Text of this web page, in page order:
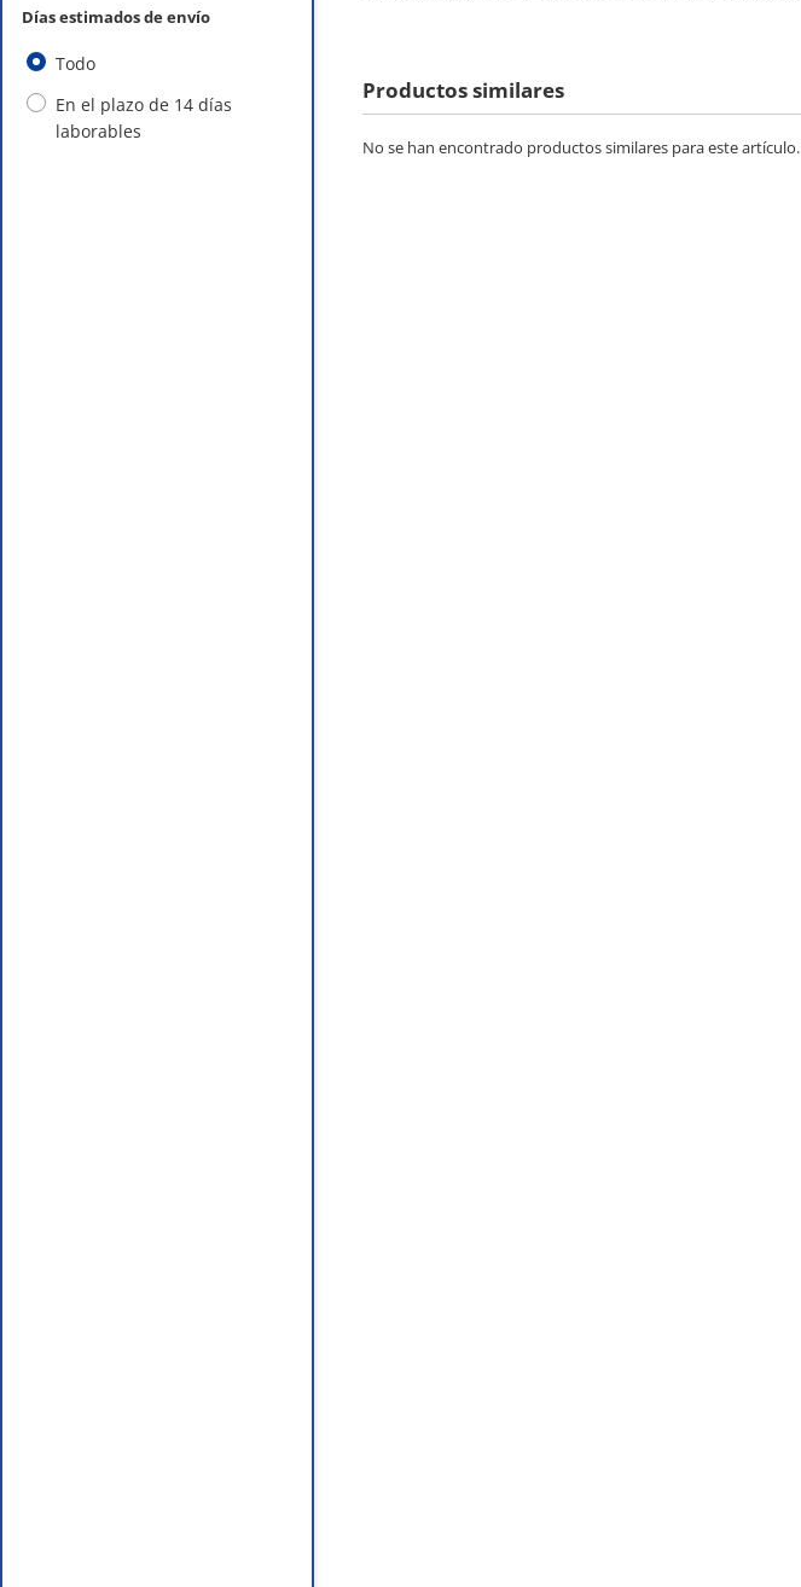
Días estimados de envío
Todo
En el plazo de 14 días
laborables
Productos similares
No se han encontrado productos similares para este artículo.